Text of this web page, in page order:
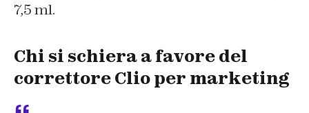
7,5 ml.
Chi si schiera a favore del
correttore Clio per marketing